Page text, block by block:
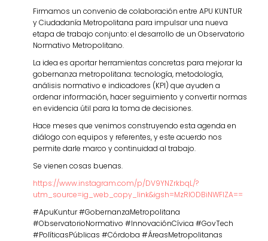
Firmamos un convenio de colaboración entre APU KUNTUR
y Ciudadanía Metropolitana para impulsar una nueva
etapa de trabajo conjunto: el desarrollo de un Observatorio
Normativo Metropolitano.
La idea es aportar herramientas concretas para mejorar la
gobernanza metropolitana: tecnología, metodología,
análisis normativo e indicadores (KPI) que ayuden a
ordenar información, hacer seguimiento y convertir normas
en evidencia útil para la toma de decisiones.
Hace meses que venimos construyendo esta agenda en
diálogo con equipos y referentes, y este acuerdo nos
permite darle marco y continuidad al trabajo.
Se vienen cosas buenas.
https://www.instagram.com/p/DV9YNZrkbqL/?
utm_source=ig_web_copy_link&igsh=MzRlODBiNWFlZA==
#ApuKuntur #GobernanzaMetropolitana
#ObservatorioNormativo #InnovaciónCívica #GovTech
#PolíticasPúblicas #Córdoba #ÁreasMetropolitanas